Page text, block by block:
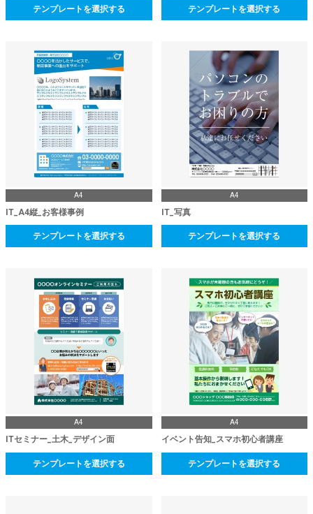
テンプレートを選択する テンプレートを選択する
A4
IT_A4縦_お客様事例
テンプレートを選択する
A4
IT_写真
テンプレートを選択する
A4
ITセミナー_土木_デザイン面
テンプレートを選択する
A4
イベント告知_スマホ初心者講座
テンプレートを選択する